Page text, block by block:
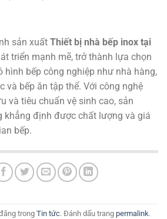
sản xuất Thiết bị nhà bếp inox tại
triển mạnh mẽ, trở thành lựa chọn
hình bếp công nghiệp như nhà hàng,
và bếp ăn tập thể. Với công nghệ
và tiêu chuẩn vệ sinh cao, sản
khẳng định được chất lượng và giá
bếp.
trong Tin tức. Đánh dấu trang permalink.